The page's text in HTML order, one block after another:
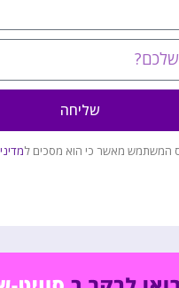
המשתמש מאשר כי הוא מסכים ל
שליחה